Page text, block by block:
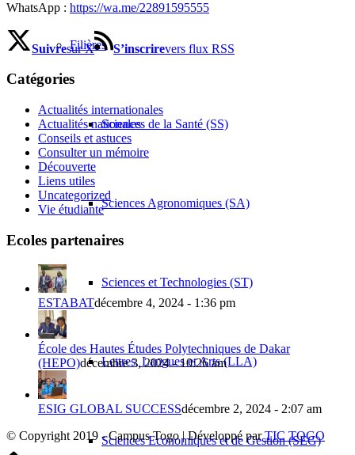
Filières
Sciences de la Santé (SS)
Sciences Agronomiques (SA)
Sciences et Technologies (ST)
Lettres, Langues et Arts (LLA)
Sciences Economiques et de Gestion (SEG)
WhatsApp : https://wa.me/22891595555
Suivresur X S’inscrirevers flux RSS
Catégories
Actualités internationales
Actualités nationales
Conseils et astuces
Consulter un mémoire
Découverte
Liens utiles
Uncategorized
Vie étudiante
Ecoles partenaires
ESTABATdécembre 4, 2024 - 1:36 pm
École des Hautes Études Polytechniques de Dakar
(HEPO)décembre 3, 2024 - 10:26 am
ESIG GLOBAL SUCCESSdécembre 2, 2024 - 2:07 am
© Copyright 2019 - Campus Togo | Développé parTIC TOGO